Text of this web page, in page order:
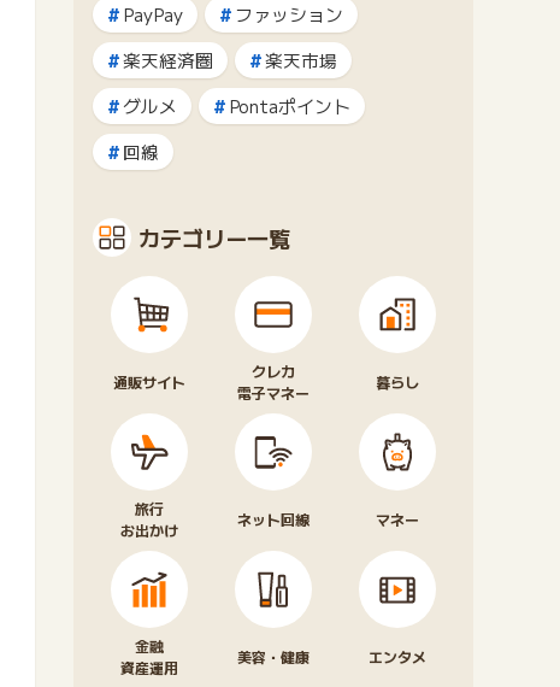
PayPay
ファッション
楽天経済圏
楽天市場
グルメ
Pontaポイント
回線
カテゴリー一覧
通販サイト
クレカ
電子マネー
暮らし
旅行
お出かけ
ネット回線 マネー
金融
資産運用
美容・健康 エンタメ